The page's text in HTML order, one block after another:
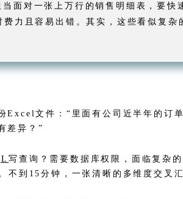
当面对一张上万行的销售明细表，要快
力且容易出错。其实，这些看似复
文件：“里面有公司近半年的订
差异？”
写查询？需要数据库权限，面临复杂
不到15分钟，一张清晰的多维度交叉